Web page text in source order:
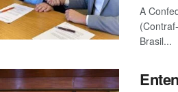
A
Brasil...